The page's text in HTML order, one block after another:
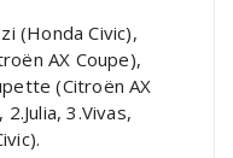
(Honda Civic),
AX Coupe),
(Citroën AX
3.Vivas,